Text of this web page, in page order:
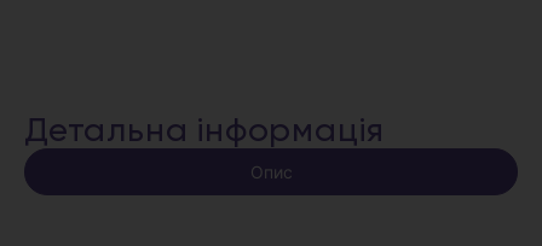
Детальна інформація
Опис